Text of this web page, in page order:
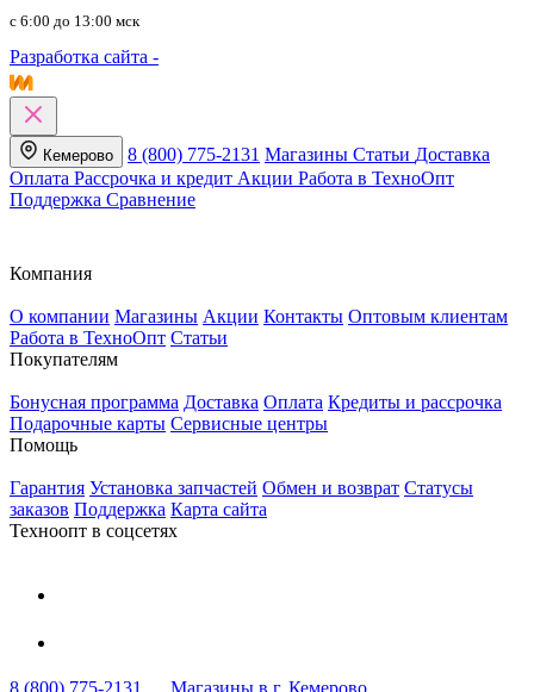
c 6:00 до 13:00 мск
Разработка сайта -
Кемерово 8 (800) 775-2131 Магазины Статьи Доставка
Оплата Рассрочка и кредит Акции Работа в ТехноОпт
Поддержка Сравнение
Компания
О компании Магазины Акции Контакты Оптовым клиентам
Работа в ТехноОпт Статьи
Покупателям
Бонусная программа Доставка Оплата Кредиты и рассрочка
Подарочные карты Сервисные центры
Помощь
Гарантия Установка запчастей Обмен и возврат Статусы
заказов Поддержка Карта сайта
Техноопт в соцсетях